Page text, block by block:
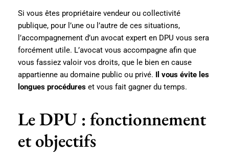
Si vous êtes propriétaire vendeur ou collectivité
publique, pour l’une ou l’autre de ces situations,
l’accompagnement d’un avocat expert en DPU vous sera
forcément utile. L’avocat vous accompagne afin que
vous fassiez valoir vos droits, que le bien en cause
appartienne au domaine public ou privé. Il vous évite les
longues procédures et vous fait gagner du temps.
Le DPU : fonctionnement
et objectifs